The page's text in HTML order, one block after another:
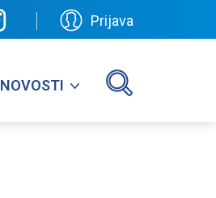
Prijava
NOVOSTI